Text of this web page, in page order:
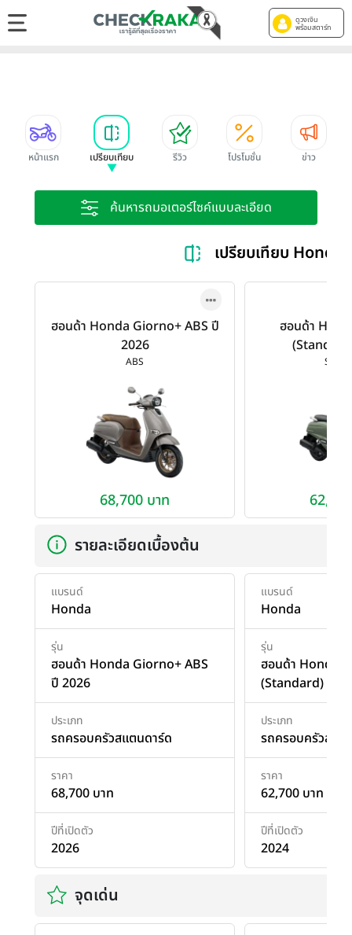
ดูวงเงิน
พร้อมสตาร์ท
หน้าแรก เปรียบเทียบ รีวิว โปรโมชั่น ข่าว
ค้นหารถมอเตอร์ไซค์แบบละเอียด
เปรียบเทียบ
ฮอนด้า Honda Giorno+ ABS ปี
2026
ABS
68,700 บาท
ฮอนด้า
รายละเอียดเบื้องต้น
แบรนด์
Honda
รุ่น
ฮอนด้า Honda Giorno+ ABS
ปี 2026
ประเภท
รถครอบครัวสแตนดาร์ด
ราคา
68,700 บาท
ปีที่เปิดตัว
2026
แบรนด์
Honda
รุ่น
ฮอนด้า Honda
(Standard) ปี
ประเภท
รถครอบครัวสแต
ราคา
62,700 บาท
ปีที่เปิดตัว
2024
จุดเด่น